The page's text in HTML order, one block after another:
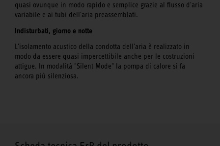
quasi ovunque in modo rapido e semplice grazie al flusso d'aria
variabile e ai tubi dell'aria preassemblati.
Indisturbati, giorno e notte
L'isolamento acustico della condotta dell'aria è realizzato in
modo da essere quasi impercettibile anche per le costruzioni
attigue. In modalità "Silent Mode" la pompa di calore si fa
ancora più silenziosa.